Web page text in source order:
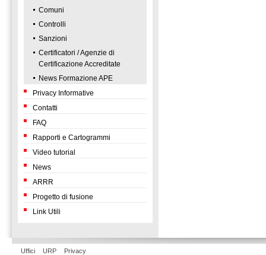
Comuni
Controlli
Sanzioni
Certificatori / Agenzie di
Certificazione Accreditate
News Formazione APE
Privacy Informative
Contatti
FAQ
Rapporti e Cartogrammi
Video tutorial
News
ARRR
Progetto di fusione
Link Utili
Uffici URP Privacy